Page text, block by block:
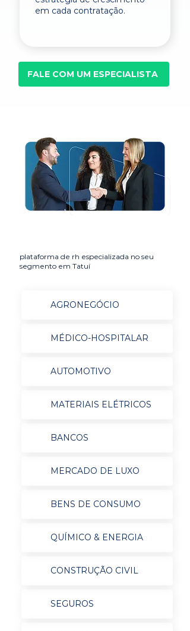
em cada contratação.
FALE COM UM ESPECIALISTA
plataforma de rh especializada no seu
segmento em Tatuí
AGRONEGÓCIO
MÉDICO-HOSPITALAR
AUTOMOTIVO
MATERIAIS ELÉTRICOS
BANCOS
MERCADO DE LUXO
BENS DE CONSUMO
QUÍMICO & ENERGIA
CONSTRUÇÃO CIVIL
SEGUROS